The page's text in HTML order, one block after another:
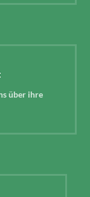
über ihre